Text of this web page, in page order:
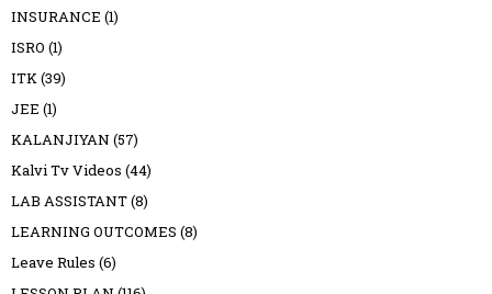
INSURANCE (1)
ISRO (1)
ITK(39)
JEE (1)
KALANJIYAN (57)
Kalvi Tv Videos (44)
LAB ASSISTANT(8)
LEARNING OUTCOMES (8)
Leave Rules (6)